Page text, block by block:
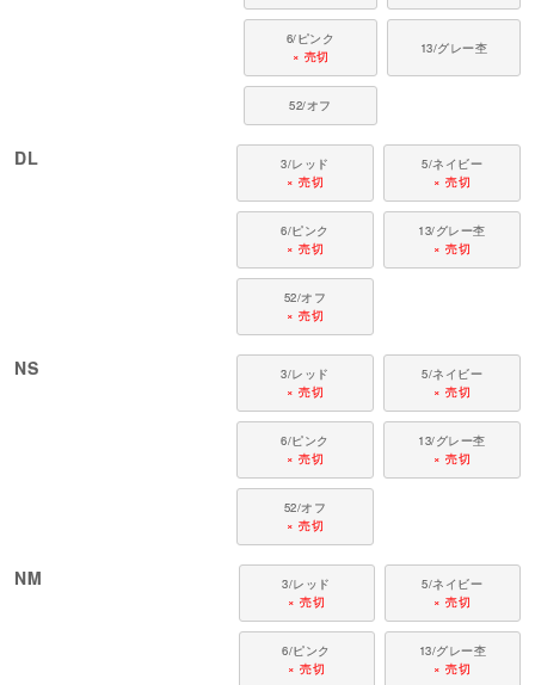
6/ピンク
× 売切
13/グレー杢
52/オフ
DL
3/レッド
× 売切
5/ネイビー
× 売切
6/ピンク
× 売切
13/グレー杢
× 売切
52/オフ
× 売切
NS
3/レッド
× 売切
5/ネイビー
× 売切
6/ピンク
× 売切
13/グレー杢
× 売切
52/オフ
× 売切
NM
3/レッド
× 売切
5/ネイビー
× 売切
6/ピンク
× 売切
13/グレー杢
× 売切